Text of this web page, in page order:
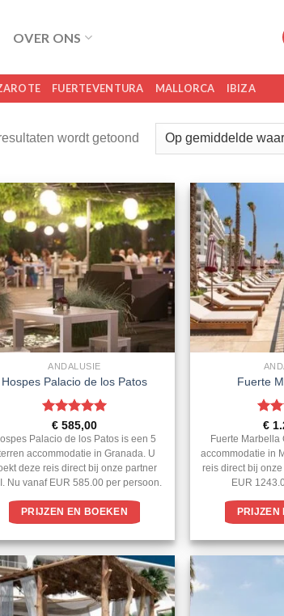
OVER ONS
FUERTEVENTURA MALLORCA IBIZA
wordt getoond
ANDALUSIE
Hospes Palacio de los Patos
Gewaardeerd
5uit 5
€585,00
Palacio de los Patos is een 5
accommodatie in Granada. U
deze reis direct bij onze partner
Nu vanaf EUR 585.00 per persoon.
PRIJZEN EN BOEKEN
Fuerte
5
€
Fuerte Marbella
accommodatie in
reis direct bij
EUR
PRIJZEN